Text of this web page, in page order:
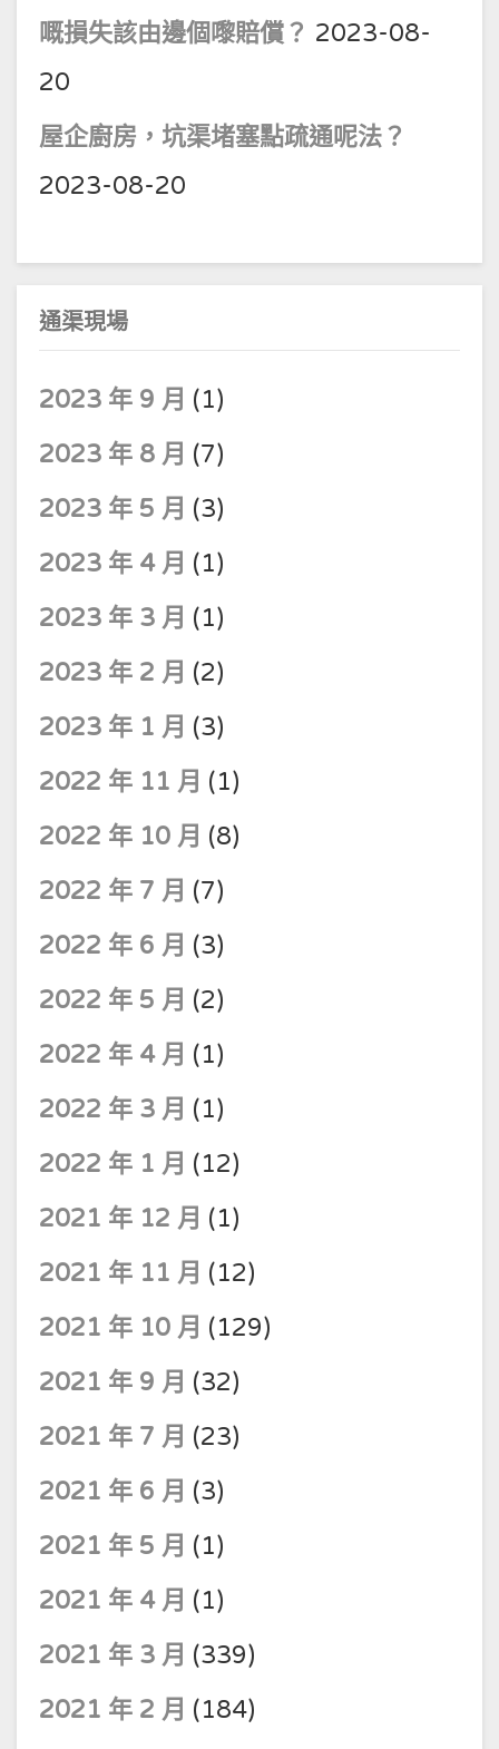
嘅損失該由邊個嚟賠償？ 2023-08-
20
屋企廚房，坑渠堵塞點疏通呢法？
2023-08-20
通渠現場
2023 年 9 月 (1)
2023 年 8 月 (7)
2023 年 5 月 (3)
2023 年 4 月 (1)
2023 年 3 月 (1)
2023 年 2 月 (2)
2023 年 1 月 (3)
2022 年 11 月 (1)
2022 年 10 月 (8)
2022 年 7 月 (7)
2022 年 6 月 (3)
2022 年 5 月 (2)
2022 年 4 月 (1)
2022 年 3 月 (1)
2022 年 1 月 (12)
2021 年 12 月 (1)
2021 年 11 月 (12)
2021 年 10 月 (129)
2021 年 9 月 (32)
2021 年 7 月 (23)
2021 年 6 月 (3)
2021 年 5 月 (1)
2021 年 4 月 (1)
2021 年 3 月 (339)
2021 年 2 月 (184)